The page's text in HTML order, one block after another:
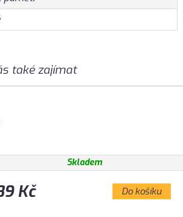
také zajímat
Skladem
Kč Do košíku